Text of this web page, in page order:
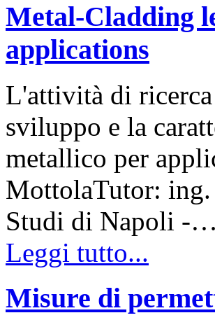
Metal-Cladding
applications
L'attività di
sviluppo e la
metallico per
MottolaTutor: ing.
Studi di Napoli -…
Leggi tutto...
Misure di